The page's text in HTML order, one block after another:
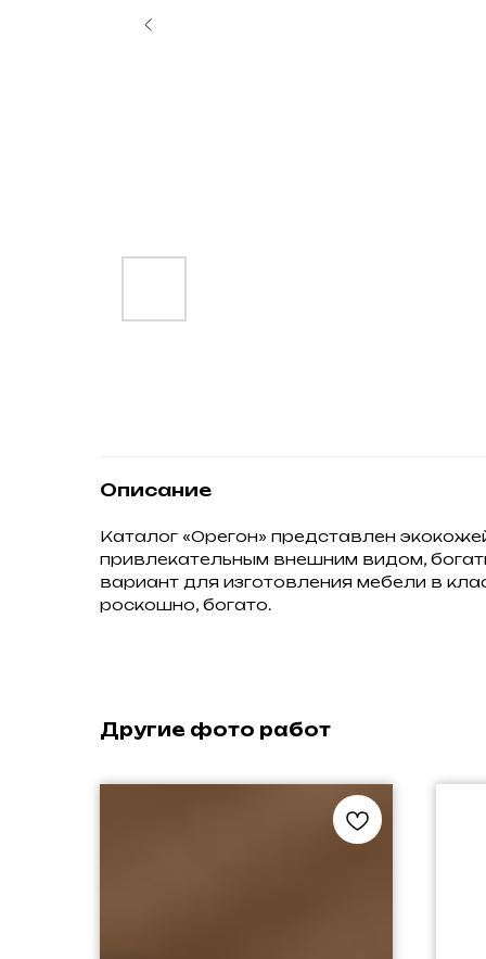
Описание
Каталог «Орегон» представлен
привлекательным внешним видом,
вариант для изготовления мебели в
роскошно, богато.
Другие фото работ